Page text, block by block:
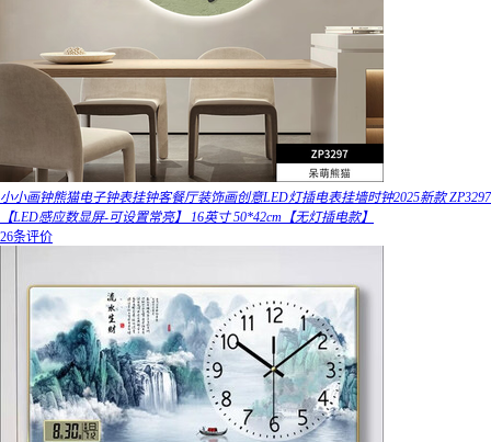
小小画钟熊猫电子钟表挂钟客餐厅装饰画创意LED灯插电表挂墙时钟2025新款 ZP3297
【LED感应数显屏-可设置常亮】 16英寸 50*42cm【无灯插电款】
26条评价